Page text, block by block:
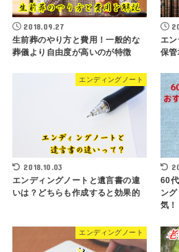
2018.09.27
生前葬のやり方と費用！一般的な
葬儀より自由度が高いのが特徴
エ
保管
エンディングノート
2018.10.03
エンディングノートと遺言書の違
いは？どちらも作成すると効果的
60
ン
気！
エンディングノート